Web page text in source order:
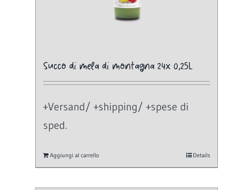
Succo di mela di montagna 24x 0,25L
+Versand/ +shipping/ +spese di
sped.
Aggiungi al carrello Details